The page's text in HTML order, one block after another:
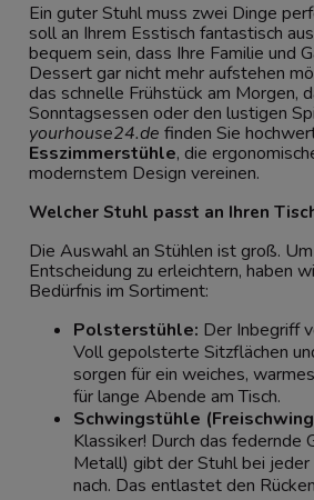
Ein guter Stuhl muss zwei Dinge
soll an Ihrem Esstisch fantastisch
bequem sein, dass Ihre Familie und
Dessert gar nicht mehr aufstehen
das schnelle Frühstück am Morgen,
Sonntagsessen oder den lustigen
yourhouse24.de finden Sie
Esszimmerstühle, die
modernstem Design vereinen.
Welcher Stuhl passt an Ihren
Die Auswahl an Stühlen ist groß.
Entscheidung zu erleichtern, haben
Bedürfnis im Sortiment:
Polsterstühle: Der Inbegriff
Voll gepolsterte Sitzflächen
sorgen für ein weiches,
für lange Abende am Tisch.
Schwingstühle
Klassiker! Durch das federnde
Metall) gibt der Stuhl bei
nach. Das entlastet den